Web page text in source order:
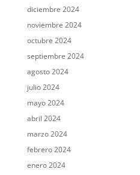
diciembre 2024
noviembre 2024
octubre 2024
septiembre 2024
agosto 2024
julio 2024
mayo 2024
abril 2024
marzo 2024
febrero 2024
enero 2024